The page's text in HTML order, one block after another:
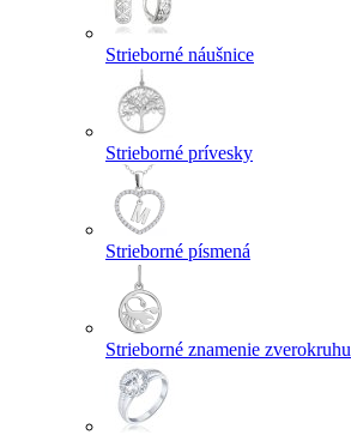
Strieborné náušnice
Strieborné prívesky
Strieborné písmená
Strieborné znamenie zverokruhu